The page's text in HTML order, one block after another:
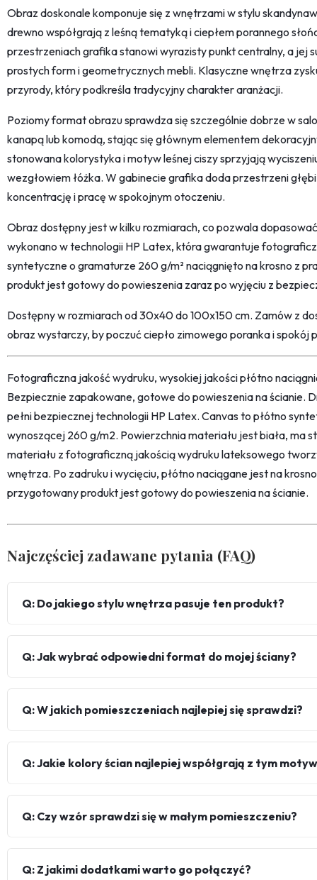
Obraz doskonale komponuje się z wnętrzami w stylu
drewno współgrają z leśną tematyką i ciepłem porannego
przestrzeniach grafika stanowi wyrazisty punkt centralny, a jej
prostych form i geometrycznych mebli. Klasyczne wnętrza
przyrody, który podkreśla tradycyjny charakter aranżacji.
Poziomy format obrazu sprawdza się szczególnie dobrze w
kanapą lub komodą, stając się głównym elementem
stonowana kolorystyka i motyw leśnej ciszy sprzyjają
wezgłowiem łóżka. W gabinecie grafika doda przestrzeni
koncentrację i pracę w spokojnym otoczeniu.
Obraz dostępny jest w kilku rozmiarach, co pozwala
wykonano w technologii HP Latex, która gwarantuje
syntetyczne o gramaturze 260 g/m² naciągnięto na krosno z
produkt jest gotowy do powieszenia zaraz po wyjęciu z
Dostępny w rozmiarach od 30x40 do 100x150 cm. Zamów z
obraz wystarczy, by poczuć ciepło zimowego poranka i spokój
Fotograficzna jakość wydruku, wysokiej jakości płótno
Bezpiecznie zapakowane, gotowe do powieszenia na ścianie.
pełni bezpiecznej technologii HP Latex. Canvas to płótno
wynoszącej 260 g/m2. Powierzchnia materiału jest biała, ma
materiału z fotograficzną jakością wydruku lateksowego
wnętrza. Po zadruku i wycięciu, płótno naciągane jest na
przygotowany produkt jest gotowy do powieszenia na ścianie.
Najczęściej zadawane pytania (FAQ)
Q: Do jakiego stylu wnętrza pasuje ten produkt?
Q: Jak wybrać odpowiedni format do mojej ściany?
Q: W jakich pomieszczeniach najlepiej się sprawdzi?
Q: Jakie kolory ścian najlepiej współgrają z tym
Q: Czy wzór sprawdzi się w małym pomieszczeniu?
Q: Z jakimi dodatkami warto go połączyć?